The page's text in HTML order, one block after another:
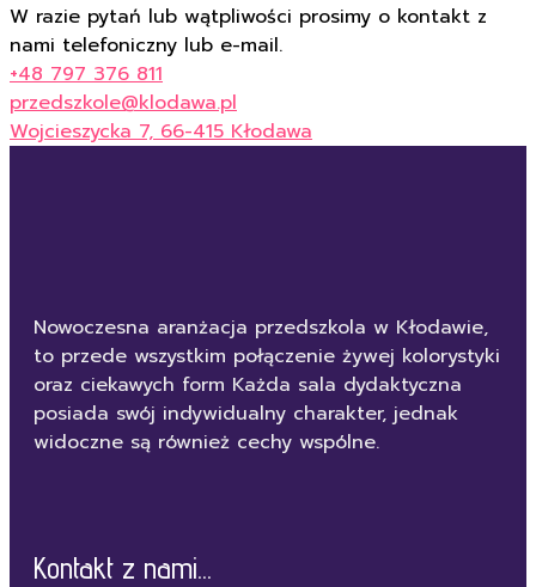
W razie pytań lub wątpliwości prosimy o kontakt z
nami telefoniczny lub e-mail.
+48 797 376 811
przedszkole@klodawa.pl
Wojcieszycka 7, 66-415 Kłodawa
Nowoczesna aranżacja przedszkola w Kłodawie,
to przede wszystkim połączenie żywej kolorystyki
oraz ciekawych form Każda sala dydaktyczna
posiada swój indywidualny charakter, jednak
widoczne są również cechy wspólne.
Kontakt z nami...